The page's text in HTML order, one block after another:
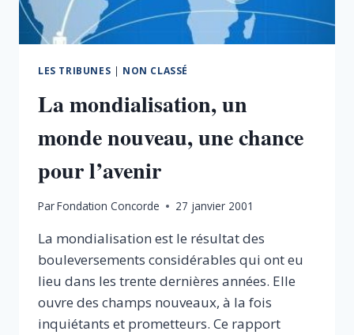
LES TRIBUNES | NON CLASSÉ
La mondialisation, un
monde nouveau, une chance
pour l’avenir
ParFondation Concorde 27 janvier 2001
La mondialisation est le résultat des
bouleversements considérables qui ont eu
lieu dans les trente dernières années. Elle
ouvre des champs nouveaux, à la fois
inquiétants et prometteurs. Ce rapport